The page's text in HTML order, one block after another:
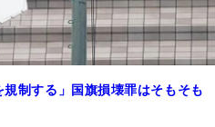
制する」国旗損壊罪はそもそも